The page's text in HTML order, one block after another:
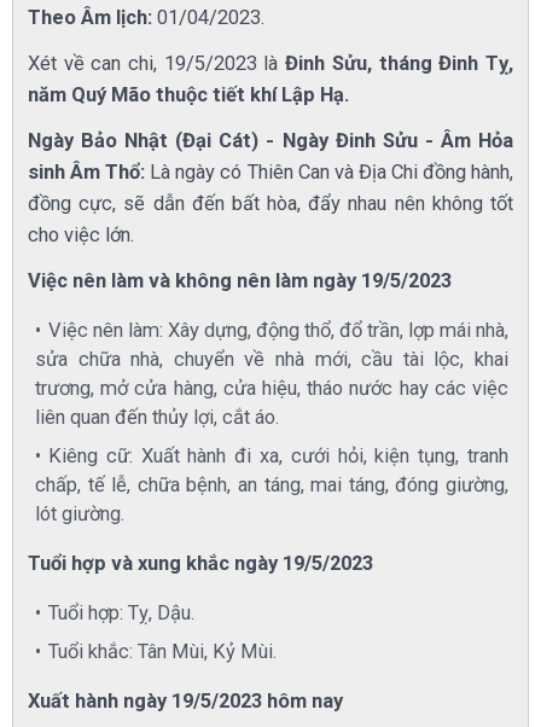
Theo Âm lịch: 01/04/2023.
Xét về can chi, 19/5/2023 làĐinh Sửu, tháng Đinh Tỵ,
năm Quý Mão thuộc tiết khí Lập Hạ.
Ngày Bảo Nhật (Đại Cát) - Ngày Đinh Sửu - Âm Hỏa
sinh Âm Thổ: Là ngày có Thiên Can và Địa Chi đồng hành,
đồng cực, sẽ dẫn đến bất hòa, đẩy nhau nên không tốt
cho việc lớn.
Việc nên làm và không nên làm ngày 19/5/2023
Việc nên làm: Xây dựng, động thổ, đổ trần, lợp mái nhà,
sửa chữa nhà, chuyển về nhà mới, cầu tài lộc, khai
trương, mở cửa hàng, cửa hiệu, tháo nước hay các việc
liên quan đến thủy lợi, cắt áo.
Kiêng cữ: Xuất hành đi xa, cưới hỏi, kiện tụng, tranh
chấp, tế lễ, chữa bệnh, an táng, mai táng, đóng giường,
lót giường.
Tuổi hợp và xung khắc ngày 19/5/2023
Tuổi hợp: Tỵ, Dậu.
Tuổi khắc: Tân Mùi, Kỷ Mùi.
Xuất hành ngày 19/5/2023 hôm nay